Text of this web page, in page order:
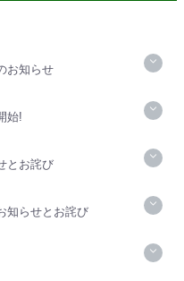
お知らせ
始!
とお詫び
知らせとお詫び